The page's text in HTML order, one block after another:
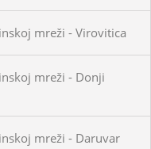
mreži - Virovitica
mreži - Donji
mreži - Daruvar